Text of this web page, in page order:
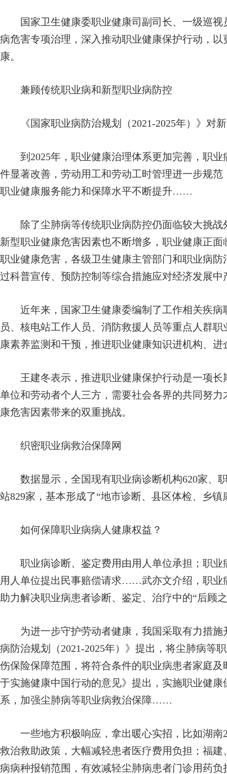
国家卫生健康委职业健康司副司长、一级巡视
病危害专项治理，深入推动职业健康保护行动，
康。
兼顾传统职业病和新型职业病防控
《国家职业病防治规划（2021-2025年）》对
到2025年，职业健康治理体系更加完善，职业
件显著改善，劳动用工和劳动工时管理进一步规
职业健康服务能力和保障水平不断提升……
除了尘肺病等传统职业病防控仍面临较大挑战
新型职业健康危害因素也不断增多，职业健康正
职业健康危害，各级卫生健康主管部门和职业病
过科普宣传、预防控制等综合措施应对经济发展
近年来，国家卫生健康委编制了工作相关疾病
员、核电站工作人员、消防救援人员等重点人群
康素养监测和干预，推进职业健康知识进机构、
王建冬表示，推进职业健康保护行动是一项长
单位和劳动者个人三方，需要社会各界的共同努
康危害因素带来的双重挑战。
织密职业病救治保障网
数据显示，全国现有职业病诊断机构620家、职
站829家，基本形成了“地市诊断、县区体检、乡
如何保障职业病病人健康权益？
职业病诊断、鉴定费用由用人单位承担；职业
用人单位提出民事赔偿请求……武亦文介绍，职业
助力解决职业病患者诊断、鉴定、治疗中的“后顾
为进一步守护劳动者健康，我国采取有力措施
病防治规划（2021-2025年）》提出，将尘肺病等
伤保险保障范围，将符合条件的职业病患者家庭
于实施健康中国行动的意见》提出，实施职业健
系，加强尘肺病等职业病救治保障……
一些地方积极响应，拿出暖心实招，比如湖南
救治救助政策，大幅减轻患者医疗费用负担；福
病病种报销范围，有效减轻尘肺病患者门诊用药负